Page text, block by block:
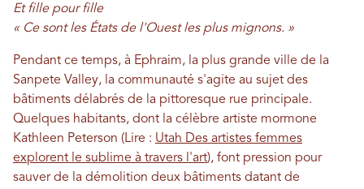
Et fille pour fille
« Ce sont les États de l'Ouest les plus mignons. »
Pendant ce temps, à Ephraim, la plus grande ville de la
Sanpete Valley, la communauté s'agite au sujet des
bâtiments délabrés de la pittoresque rue principale.
Quelques habitants, dont la célèbre artiste mormone
Kathleen Peterson (Lire : Utah Des artistes femmes
explorent le sublime à travers l'art), font pression pour
sauver de la démolition deux bâtiments datant de